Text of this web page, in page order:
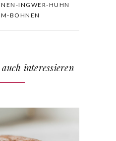
INGWER-HUHN
BOHNEN
interessieren